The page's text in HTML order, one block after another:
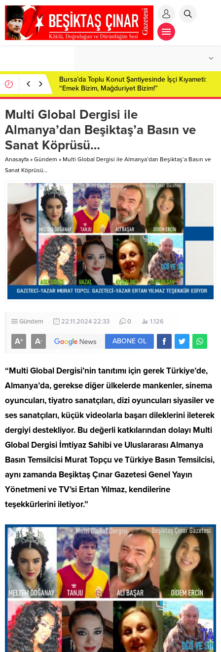
Bursa’da Toplu Konut Şantiyesinde İşçi Kıyameti:
“Emek Bizim, Mağduriyet Bizim!”
Multi Global Dergisi ile
Almanya’dan Beşiktaş’a Basın ve
Sanat Köprüsü…
Anasayfa » Gündem » Multi Global Dergisi ile Almanya’dan Beşiktaş’a Basın ve
Sanat Köprüsü…
Gündem 22.11.2024 22:33 0 1.126
A+ A- ABONE OL
“Multi Global Dergisi’nin tanıtımı için gerek Türkiye’de,
Almanya’da, gerekse diğer ülkelerde mankenler, sinema
oyuncuları, tiyatro sanatçıları, dizi oyuncuları siyasiler ve
ses sanatçıları, küçük videolarla başarı dileklerini ileterek
dergiyi destekliyor. Bu değerli katkılarından dolayı Multi
Global Dergisi İmtiyaz Sahibi ve Uluslararası Almanya
Basın Temsilcisi Murat Topçu ve Türkiye Basın Temsilcisi,
aynı zamanda Beşiktaş Çınar Gazetesi Genel Yayın
Yönetmeni ve TV’si Ertan Yılmaz, kendilerine
teşekkürlerini iletiyor.”